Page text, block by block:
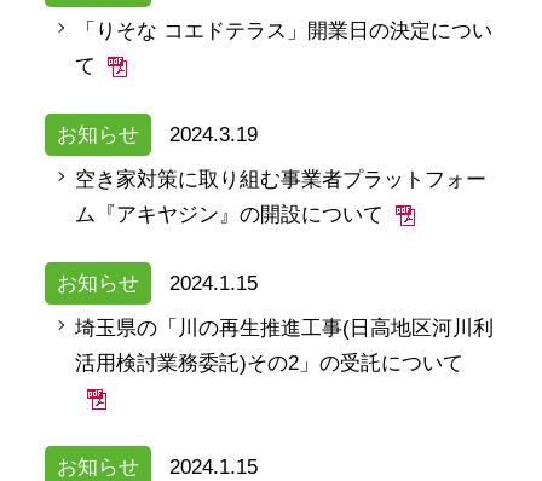
「りそな コエドテラス」開業日の決定につい
て
お知らせ
2024.3.19
空き家対策に取り組む事業者プラットフォー
ム『アキヤジン』の開設について
お知らせ
2024.1.15
埼玉県の「川の再生推進工事(日高地区河川利
活用検討業務委託)その2」の受託について
お知らせ
2024.1.15